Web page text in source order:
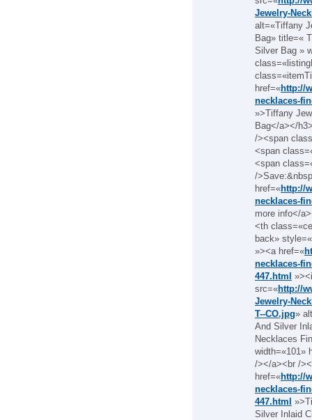
Jewelry-
alt=«Tiffany
Bag» title=«
Silver Bag »
href=«http://
necklaces-
»>Tiffany
Bag</a></
/><span
<span
<span
/
href=«http://
necklaces-
more info</
<th
back»
»><a href=«
necklaces-
447.html
src=«http://
Jewelry-
T--CO.jpg»
And Silver
Necklaces
width=«101»
/></a><br /
href=«http://
necklaces-
447.html
Silver Inlaid